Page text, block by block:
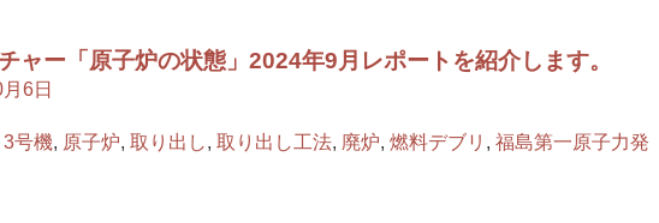
ャー「原子炉の状態」2024年9月レポートを紹介します。
6日
3号機, 原子炉, 取り出し, 取り出し工法, 廃炉, 燃料デブリ , 福島第一原子力発